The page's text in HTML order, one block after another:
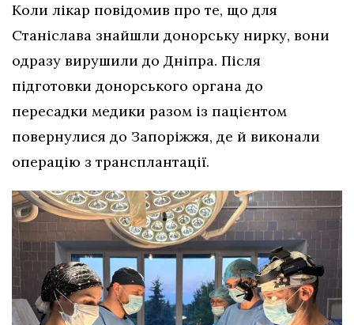
Коли лікар повідомив про те, що для
Станіслава знайшли донорську нирку, вони
одразу вирушили до Дніпра. Після
підготовки донорського органа до
пересадки медики разом із пацієнтом
повернулися до Запоріжжя, де й виконали
операцію з трансплантації.